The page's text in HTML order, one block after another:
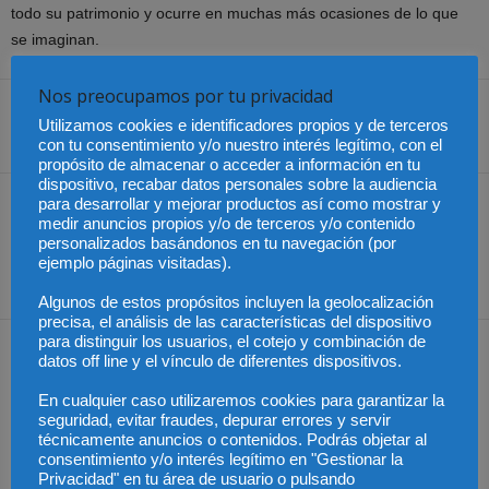
todo su patrimonio y ocurre en muchas más ocasiones de lo que
se imaginan.
Share
Artículo anterior
La obvia carga de la
prueba
Artículo siguiente
La CNC multa a Orange
por comprar Simyo sin
Artículos relacionados Más del autor
Los trabajadores de
Las empresas se
Nos preocupamos por tu privacidad
Utilizamos cookies e identificadores propios y de terceros
con tu consentimiento y/o nuestro interés legítimo, con el
propósito de almacenar o acceder a información en tu
dispositivo, recabar datos personales sobre la audiencia
para desarrollar y mejorar productos así como mostrar y
medir anuncios propios y/o de terceros y/o contenido
personalizados basándonos en tu navegación (por
ejemplo páginas visitadas).
Algunos de estos propósitos incluyen la geolocalización
precisa, el análisis de las características del dispositivo
para distinguir los usuarios, el cotejo y combinación de
datos off line y el vínculo de diferentes dispositivos.
En cualquier caso utilizaremos cookies para garantizar la
seguridad, evitar fraudes, depurar errores y servir
técnicamente anuncios o contenidos. Podrás objetar al
consentimiento y/o interés legítimo en "Gestionar la
Privacidad" en tu área de usuario o pulsando